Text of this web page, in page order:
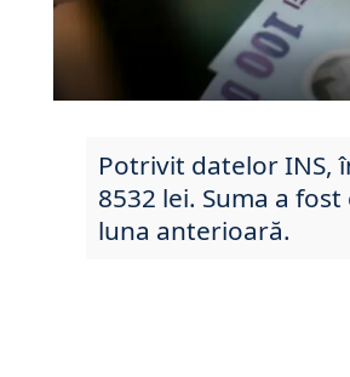
Potrivit datelor INS,
8532 lei. Suma a
luna anterioară.